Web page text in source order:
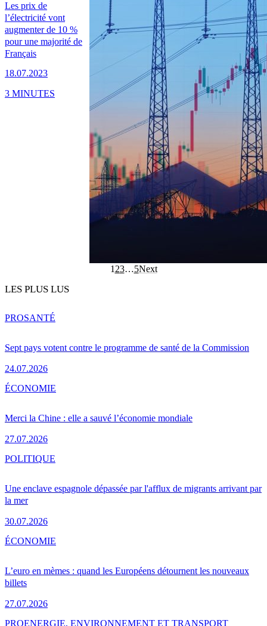
Les prix de
l’électricité vont
augmenter de 10 %
pour une majorité de
Français
18.07.2023
3 MINUTES
1 23…5Next
LES PLUS LUS
Sept pays votent contre le programme de santé de la Commission
24.07.2026
PROSANTÉ
Merci la Chine : elle a sauvé l’économie mondiale
27.07.2026
ÉCONOMIE
Une enclave espagnole dépassée par l'afflux de migrants arrivant par
la mer
30.07.2026
POLITIQUE
L’euro en mèmes : quand les Européens détournent les nouveaux
billets
27.07.2026
ÉCONOMIE
PROENERGIE, ENVIRONNEMENT ET TRANSPORT